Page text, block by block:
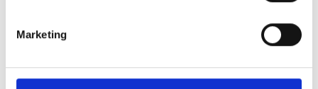
Marketing
har interesse i assistance med opgørelse af den
honorar efter nærmere aftale.